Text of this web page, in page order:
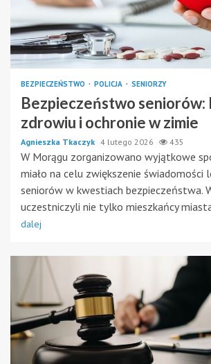
BEZPIECZEŃSTWO POLICJA SENIORZY
Bezpieczeństwo seniorów:
zdrowiu i ochronie w zimie
Agnieszka Tkaczyk 4 lutego 2026 435
W Morągu zorganizowano wyjątkowe
miało na celu zwiększenie świadomości
seniorów w kwestiach bezpieczeństwa.
uczestniczyli nie tylko mieszkańcy
dalej